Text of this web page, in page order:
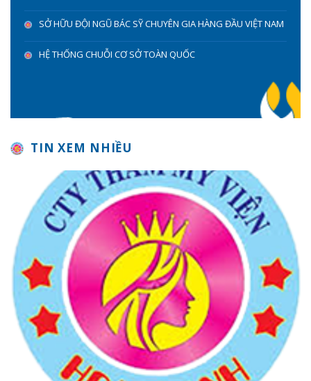
SỞ HỮU ĐỘI NGŨ BÁC SỸ CHUYÊN GIA HÀNG ĐẦU VIỆT NAM
HỆ THỐNG CHUỖI CƠ SỞ TOÀN QUỐC
TIN XEM NHIỀU